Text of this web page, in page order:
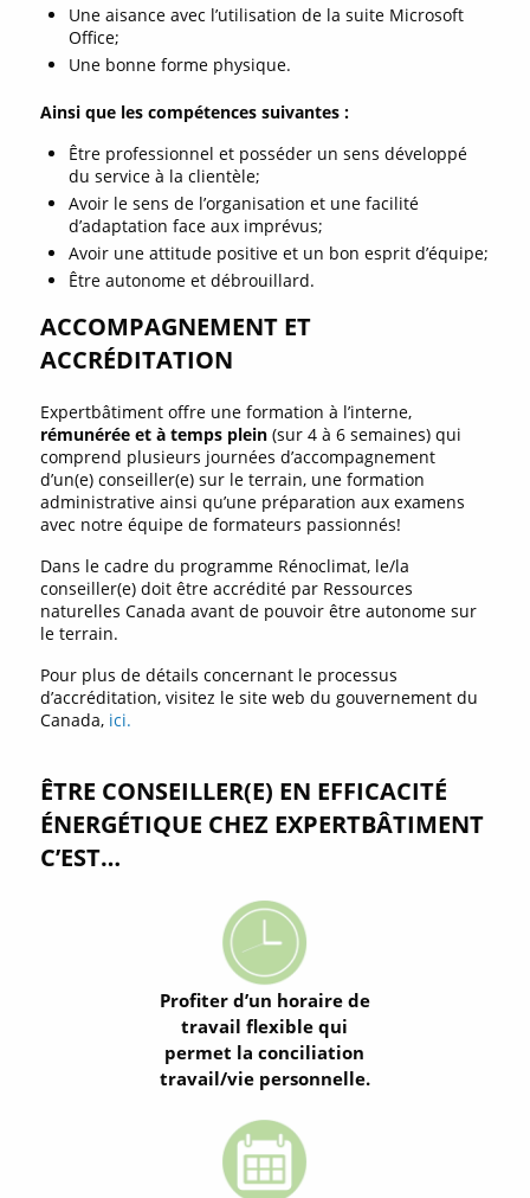
Une aisance avec l’utilisation de la suite Microsoft
Office;
Une bonne forme physique.
Ainsi que les compétences suivantes :
Être professionnel et posséder un sens développé
du service à la clientèle;
Avoir le sens de l’organisation et une facilité
d’adaptation face aux imprévus;
Avoir une attitude positive et un bon esprit d’équipe;
Être autonome et débrouillard.
ACCOMPAGNEMENT ET
ACCRÉDITATION
Expertbâtiment offre une formation à l’interne,
rémunérée et à temps plein(sur 4 à 6 semaines) qui
comprend plusieurs journées d’accompagnement
d’un(e) conseiller(e) sur le terrain, une formation
administrative ainsi qu’une préparation aux examens
avec notre équipe de formateurs passionnés!
Dans le cadre du programme Rénoclimat, le/la
conseiller(e) doit être accrédité par Ressources
naturelles Canada avant de pouvoir être autonome sur
le terrain.
Pour plus de détails concernant le processus
d’accréditation, visitez le site web du gouvernement du
Canada,ici.
ÊTRE CONSEILLER(E) EN EFFICACITÉ
ÉNERGÉTIQUE CHEZ EXPERTBÂTIMENT
C’EST…
Profiter d’un horaire de
travail flexible qui
permet la conciliation
travail/vie personnelle.